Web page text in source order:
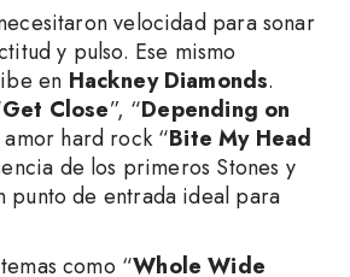
velocidad para sonar
y pulso. Ese mismo
en Hackney Diamonds.
Get Close”, “Depending on
hard rock “Bite My Head
de los primeros Stones y
punto de entrada ideal para
como “Whole Wide